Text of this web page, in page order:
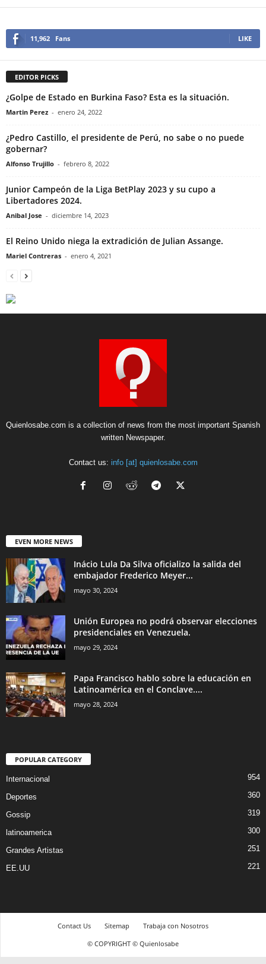
11,962 Fans LIKE
EDITOR PICKS
¿Golpe de Estado en Burkina Faso? Esta es la situación.
Martin Perez - enero 24, 2022
¿Pedro Castillo, el presidente de Perú, no sabe o no puede
gobernar?
Alfonso Trujillo - febrero 8, 2022
Junior Campeón de la Liga BetPlay 2023 y su cupo a
Libertadores 2024.
Anibal Jose - diciembre 14, 2023
El Reino Unido niega la extradición de Julian Assange.
Mariel Contreras - enero 4, 2021
Quienlosabe.com is a collection of news from the most important Spanish
written Newspaper.
Contact us: info [at] quienlosabe.com
EVEN MORE NEWS
Inácio Lula Da Silva oficializo la salida del
embajador Frederico Meyer...
mayo 30, 2024
Unión Europea no podrá observar elecciones
presidenciales en Venezuela.
mayo 29, 2024
Papa Francisco hablo sobre la educación en
Latinoamérica en el Conclave....
mayo 28, 2024
POPULAR CATEGORY
Internacional 954
Deportes 360
Gossip 319
latinoamerica 300
Grandes Artistas 251
EE.UU 221
Contact Us Sitemap
Trabaja con Nosotros
© COPYRIGHT © Quienlosabe